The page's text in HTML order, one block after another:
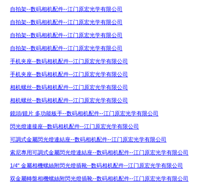
自拍架--数码相机配件--江门原宏光学有限公司
自拍架--数码相机配件--江门原宏光学有限公司
自拍架--数码相机配件--江门原宏光学有限公司
自拍架--数码相机配件--江门原宏光学有限公司
手机夹座--数码相机配件--江门原宏光学有限公司
手机夹座--数码相机配件--江门原宏光学有限公司
相机螺丝--数码相机配件--江门原宏光学有限公司
相机螺丝--数码相机配件--江门原宏光学有限公司
鏡頭/鏡片 多功能板手--数码相机配件--江门原宏光学有限公司
閃光燈連接座--数码相机配件--江门原宏光学有限公司
可調式金屬閃光燈連結座--数码相机配件--江门原宏光学有限公司
索尼專用可調式金屬閃光燈連結座--数码相机配件--江门原宏光学有限公司
1/4" 金屬相機螺絲附閃光燈插靴--数码相机配件--江门原宏光学有限公司
双金屬轉盤相機螺絲附閃光燈插靴--数码相机配件--江门原宏光学有限公司